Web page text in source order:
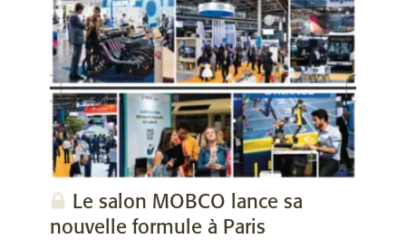
Le salon MOBCO lance sa
nouvelle formule à Paris